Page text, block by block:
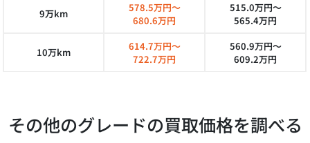
9万km
578.5万円～
680.6万円
515.0万円～
565.4万円
10万km
614.7万円～
722.7万円
560.9万円～
609.2万円
その他のグレードの買取価格を調べる